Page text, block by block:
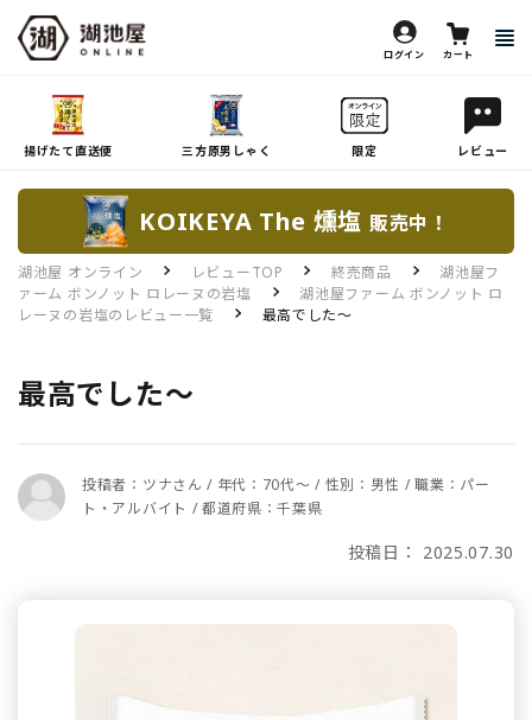
ログイン カート
揚げたて直送便 三方原男しゃく 限定 レビュー
KOIKEYA The 燻塩 販売中！
湖池屋 オンライン レビューTOP 終売商品
湖池屋フ
ァーム ボンノット ロレーヌの岩塩
湖池屋ファーム ボンノット ロ
レーヌの岩塩のレビュー一覧
最高でした～
最高でした～
投稿者：ツナさん / 年代：70代～ / 性別：男性 / 職業：パー
ト・アルバイト / 都道府県：千葉県
投稿日： 2025.07.30